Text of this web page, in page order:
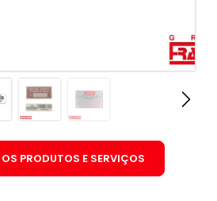
PRODUTOS E SERVIÇOS